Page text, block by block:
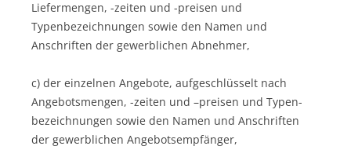
Liefermengen, -zeiten und -preisen und
Typenbezeichnungen sowie den Namen und
Anschriften der gewerblichen Ab­nehmer,
c) der einzelnen Angebote, aufgeschlüsselt nach
Angebots­men­gen, -zeiten und –preisen und Typen­
bezeichnungen sowie den Namen und Anschriften
der gewerblichen Ange­bots­empfänger,